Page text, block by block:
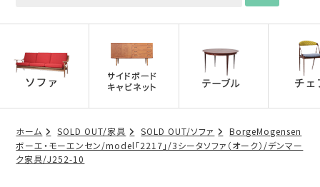
ホーム SOLD OUT/家具 SOLD OUT/ソファ
BorgeMogensen
ボーエ・モーエンセン/model「2217」/3シータソファ（オーク）/デンマー
ク家具/J252-10